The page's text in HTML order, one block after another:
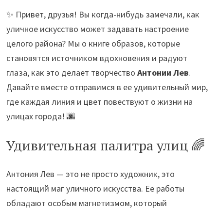
✨ Привет, друзья! Вы когда-нибудь замечали, как
уличное искусство может задавать настроение
целого района? Мы о книге образов, которые
становятся источником вдохновения и радуют
глаза, как это делает творчествоАнтонии Лев.
Давайте вместе отправимся в ее удивительный мир,
где каждая линия и цвет повествуют о жизни на
улицах города! 🌆
Удивительная палитра улиц 🌈
Антония Лев — это не просто художник, это
настоящий маг уличного искусства. Ее работы
обладают особым магнетизмом, который